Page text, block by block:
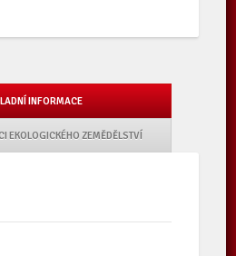
INFORMACE
EKOLOGICKÉHO ZEMĚDĚLSTVÍ